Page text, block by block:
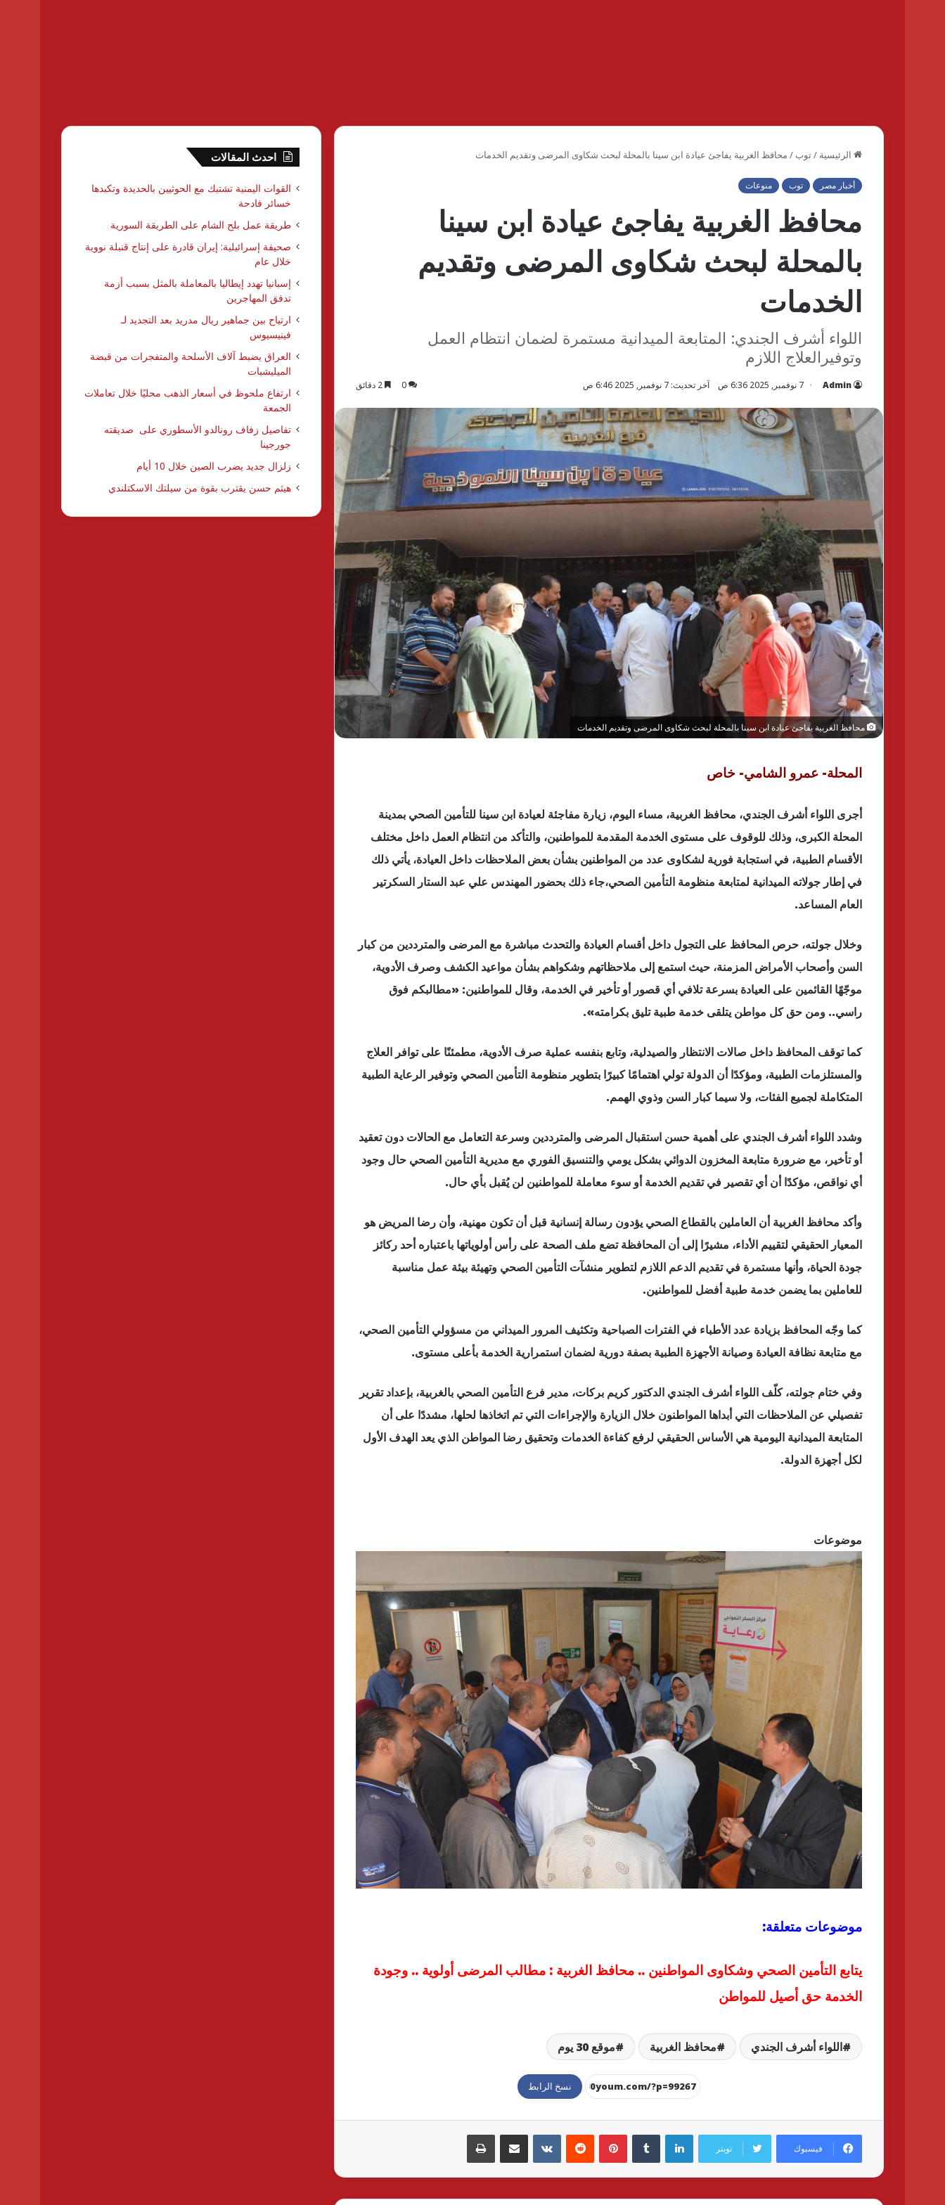
الرئيسية /توب / محافظ الغربية يفاجئ عيادة ابن سينا بالمحلة لبحث شكاوى المرضى وتقديم الخدمات
أخبار مصر توب منوعات
محافظ الغربية يفاجئ عيادة ابن سينا
بالمحلة لبحث شكاوى المرضى وتقديم
الخدمات
اللواء أشرف الجندي: المتابعة الميدانية مستمرة لضمان انتظام العمل
وتوفيرالعلاج اللازم
Admin 7 نوفمبر, 2025 6:36 ص آخر تحديث: 7 نوفمبر, 2025 6:46 ص 0
محافظ الغربية يفاجئ عيادة ابن سينا بالمحلة لبحث شكاوى المرضى وتقديم الخدمات
المحلة- عمرو الشامي- خاص
أجرى اللواء أشرف الجندي، محافظ الغربية، مساء اليوم، زيارة مفاجئة لعيادة ابن سينا للتأمين الصحي بمدينة
المحلة الكبرى، وذلك للوقوف على مستوى الخدمة المقدمة للمواطنين، والتأكد من انتظام العمل داخل مختلف
الأقسام الطبية، في استجابة فورية لشكاوى عدد من المواطنين بشأن بعض الملاحظات داخل العيادة، يأتي ذلك
في إطار جولاته الميدانية لمتابعة منظومة التأمين الصحي،جاء ذلك بحضور المهندس علي عبد الستار السكرتير
العام المساعد.
وخلال جولته، حرص المحافظ على التجول داخل أقسام العيادة والتحدث مباشرة مع المرضى والمترددين من كبار
السن وأصحاب الأمراض المزمنة، حيث استمع إلى ملاحظاتهم وشكواهم بشأن مواعيد الكشف وصرف الأدوية،
موجّهًا القائمين على العيادة بسرعة تلافي أي قصور أو تأخير في الخدمة، وقال للمواطنين: «مطالبكم فوق
راسي.. ومن حق كل مواطن يتلقى خدمة طبية تليق بكرامته».
كما توقف المحافظ داخل صالات الانتظار والصيدلية، وتابع بنفسه عملية صرف الأدوية، مطمئنًا على توافر العلاج
والمستلزمات الطبية، ومؤكدًا أن الدولة تولي اهتمامًا كبيرًا بتطوير منظومة التأمين الصحي وتوفير الرعاية الطبية
المتكاملة لجميع الفئات، ولا سيما كبار السن وذوي الهمم.
وشدد اللواء أشرف الجندي على أهمية حسن استقبال المرضى والمترددين وسرعة التعامل مع الحالات دون تعقيد
أو تأخير، مع ضرورة متابعة المخزون الدوائي بشكل يومي والتنسيق الفوري مع مديرية التأمين الصحي حال وجود
أي نواقص، مؤكدًا أن أي تقصير في تقديم الخدمة أو سوء معاملة للمواطنين لن يُقبل بأي حال.
وأكد محافظ الغربية أن العاملين بالقطاع الصحي يؤدون رسالة إنسانية قبل أن تكون مهنية، وأن رضا المريض هو
المعيار الحقيقي لتقييم الأداء، مشيرًا إلى أن المحافظة تضع ملف الصحة على رأس أولوياتها باعتباره أحد ركائز
جودة الحياة، وأنها مستمرة في تقديم الدعم اللازم لتطوير منشآت التأمين الصحي وتهيئة بيئة عمل مناسبة
للعاملين بما يضمن خدمة طبية أفضل للمواطنين.
كما وجّه المحافظ بزيادة عدد الأطباء في الفترات الصباحية وتكثيف المرور الميداني من مسؤولي التأمين الصحي،
مع متابعة نظافة العيادة وصيانة الأجهزة الطبية بصفة دورية لضمان استمرارية الخدمة بأعلى مستوى.
وفي ختام جولته، كلّف اللواء أشرف الجندي الدكتور كريم بركات، مدير فرع التأمين الصحي بالغربية، بإعداد تقرير
تفصيلي عن الملاحظات التي أبداها المواطنون خلال الزيارة والإجراءات التي تم اتخاذها لحلها، مشددًا على أن
المتابعة الميدانية اليومية هي الأساس الحقيقي لرفع كفاءة الخدمات وتحقيق رضا المواطن الذي يعد الهدف الأول
لكل أجهزة الدولة.
موضوعات
موضوعات متعلقة:
يتابع التأمين الصحي وشكاوى المواطنين .. محافظ الغربية : مطالب المرضى أولوية .. وجودة
الخدمة حق أصيل للمواطن
اللواء أشرف الجندي محافظ الغربية موقع 30 يوم
نسخ الرابط
فيسبوك تويتر
لينكدإن بينتيريست مشاركة عبر البريد طباعة
احدث المقالات
القوات اليمنية تشتبك مع الحوثيين بالحديدة وتكبدها
خسائر فادحة
طريقة عمل بلح الشام على الطريقة السورية
صحيفة إسرائيلية: إيران قادرة على إنتاج قنبلة نووية
خلال عام
إسبانيا تهدد إيطاليا بالمعاملة بالمثل بسبب أزمة
تدفق المهاجرين
ارتياح بين جماهير ريال مدريد بعد التجديد لـ
فينيسيوس
العراق يضبط آلاف الأسلحة والمتفجرات من قبضة
الميليشبات
ارتفاع ملحوظ في أسعار الذهب محليًا خلال تعاملات
الجمعة
تفاصيل زفاف رونالدو الأسطوري على صديقته
جورجينا
زلزال جديد يضرب الصين خلال 10 أيام
هيثم حسن يقترب بقوة من سيلتك الاسكتلندي